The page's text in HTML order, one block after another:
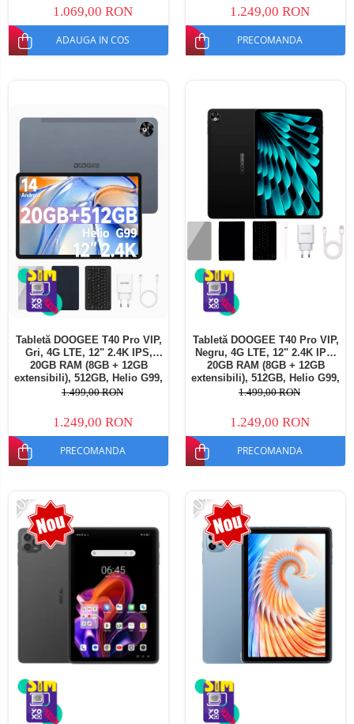
Stylus, Face Unlock, Dual SIM
1.069,00 RON
ADAUGA IN COS
1.249,00 RON
PRECOMANDA
Tabletă DOOGEE T40 Pro VIP,
Gri, 4G LTE, 12" 2.4K IPS,
20GB RAM (8GB + 12GB
extensibili), 512GB, Helio G99,
10800mAh, 33W, Android 14,
1.499,00 RON
1.249,00 RON
PRECOMANDA
Tabletă DOOGEE T40 Pro VIP,
Negru, 4G LTE, 12" 2.4K IPS,
20GB RAM (8GB + 12GB
extensibili), 512GB, Helio G99,
10800mAh, 33W, Android 14,
1.499,00 RON
1.249,00 RON
PRECOMANDA
-20% -20%